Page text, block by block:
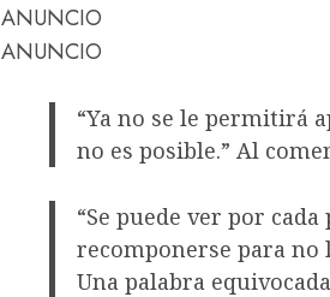
ANUNCIO
ANUNCIO
“Ya no se le permitirá
no es posible.” Al
“Se puede ver por
recomponerse para no
Una palabra